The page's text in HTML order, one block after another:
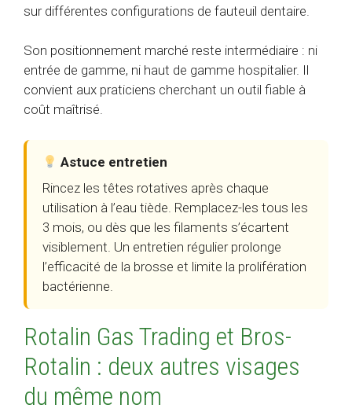
sur différentes configurations de fauteuil dentaire.
Son positionnement marché reste intermédiaire : ni
entrée de gamme, ni haut de gamme hospitalier. Il
convient aux praticiens cherchant un outil fiable à
coût maîtrisé.
Astuce entretien
Rincez les têtes rotatives après chaque
utilisation à l’eau tiède. Remplacez-les tous les
3 mois, ou dès que les filaments s’écartent
visiblement. Un entretien régulier prolonge
l’efficacité de la brosse et limite la prolifération
bactérienne.
Rotalin Gas Trading et Bros-
Rotalin : deux autres visages
du même nom